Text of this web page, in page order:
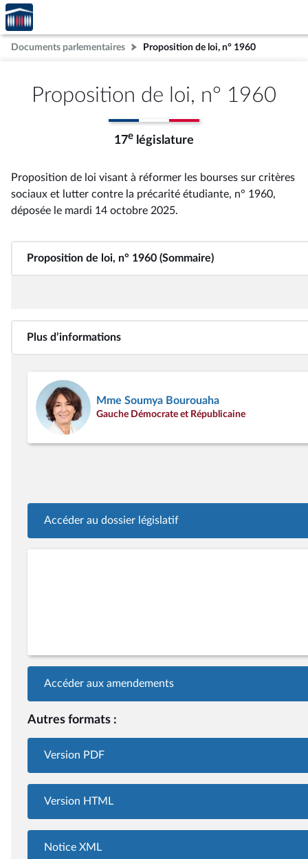
Aller au contenu
Aller en bas de la page
Accèder
à la
page
d'accueil
Documents parlementaires Proposition de loi, n° 1960
Proposition de loi, n° 1960
17e législature
Proposition de loi visant à réformer les bourses sur critères
sociaux et lutter contre la précarité étudiante, n° 1960,
déposée le mardi 14 octobre 2025.
Proposition de loi, n° 1960 (Sommaire)
Plus d’informations
Mme Soumya Bourouaha
Gauche Démocrate et Républicaine
Accéder au dossier législatif
Accéder aux amendements
Autres formats :
Version PDF
Version HTML
Notice XML